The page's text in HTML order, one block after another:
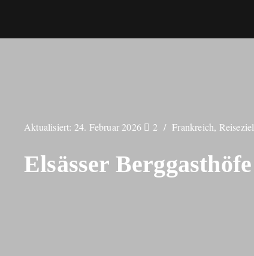
Aktualisiert: 24. Februar 2026 2 Frankreich, Reiseziel
Elsässer Berggasthöfe